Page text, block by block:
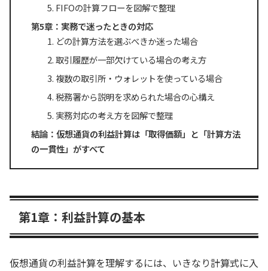
FIFOの計算フローを図解で整理
第5章：実務で迷ったときの対応
どの計算方法を選ぶべきか迷った場合
取引履歴が一部欠けている場合の考え方
複数の取引所・ウォレットを使っている場合
税務署から説明を求められた場合の心構え
実務対応の考え方を図解で整理
結論：仮想通貨の利益計算は「取得価額」と「計算方法
の一貫性」がすべて
第1章：利益計算の基本
仮想通貨の利益計算を理解するには、いきなり計算式に入